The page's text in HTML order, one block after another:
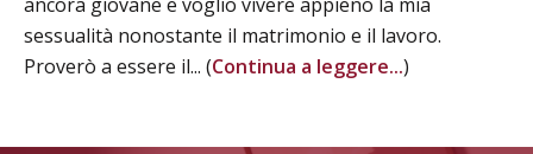
sessualità nonostante il matrimonio e il lavoro.
Proverò a essere il... (Continua a leggere...)